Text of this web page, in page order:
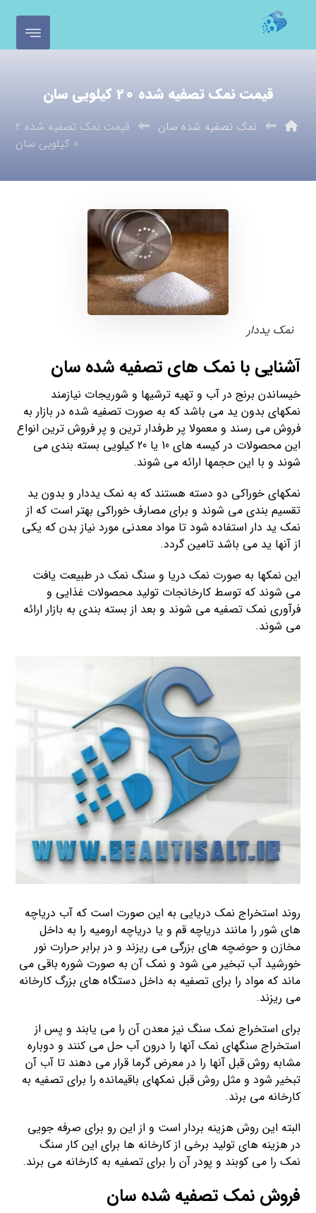
قیمت نمک تصفیه شده 20 کیلویی سان
نمک تصفیه شده سان
قیمت نمک تصفیه شده 2
0 کیلویی سان
نمک یددار
آشنایی با نمک های تصفیه شده سان
خیساندن برنج در آب و تهیه ترشیها و شوریجات نیازمند
نمکهای بدون ید می باشد که به صورت تصفیه شده در بازار به
فروش می رسند و معمولا پر طرفدار ترین و پر فروش ترین انواع
این محصولات در کیسه های 10 یا 20 کیلویی بسته بندی می
شوند و با این حجمها ارائه می شوند.
نمکهای خوراکی دو دسته هستند که به نمک یددار و بدون ید
تقسیم بندی می شوند و برای مصارف خوراکی بهتر است که از
نمک ید دار استفاده شود تا مواد معدنی مورد نیاز بدن که یکی
از آنها ید می باشد تامین گردد.
این نمکها به صورت نمک دریا و سنگ نمک در طبیعت یافت
می شوند که توسط کارخانجات تولید محصولات غذایی و
فرآوری نمک تصفیه می شوند و بعد از بسته بندی به بازار ارائه
می شوند.
روند استخراج نمک دریایی به این صورت است که آب دریاچه
های شور را مانند دریاچه قم و یا دریاچه ارومیه را به داخل
مخازن و حوضچه های بزرگی می ریزند و در برابر حرارت نور
خورشید آب تبخیر می شود و نمک آن به صورت شوره باقی می
ماند که مواد را برای تصفیه به داخل دستگاه های بزرگ کارخانه
می ریزند.
برای استخراج نمک سنگ نیز معدن آن را می یابند و پس از
استخراج سنگهای نمک آنها را درون آب حل می کنند و دوباره
مشابه روش قبل آنها را در معرض گرما قرار می دهند تا آب آن
تبخیر شود و مثل روش قبل نمکهای باقیمانده را برای تصفیه به
کارخانه می برند.
البته این روش هزینه بردار است و از این رو برای صرفه جویی
در هزینه های تولید برخی از کارخانه ها برای این کار سنگ
نمک را می کوبند و پودر آن را برای تصفیه به کارخانه می برند.
فروش نمک تصفیه شده سان